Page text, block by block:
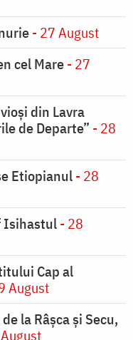
- 27 August
cel Mare- 27
din Lavra
de Departe” - 28
Etiopianul- 28
Isihastul- 28
Cap al
August
la Râşca şi Secu,